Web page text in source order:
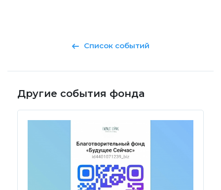
Список событий
Другие события фонда